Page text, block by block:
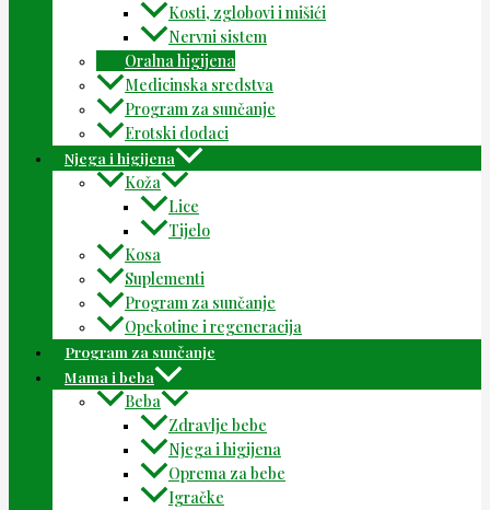
Kosti, zglobovi i mišići
Nervni sistem
Oralna higijena
Medicinska sredstva
Program za sunčanje
Erotski dodaci
Njega i higijena
Koža
Lice
Tijelo
Kosa
Suplementi
Program za sunčanje
Opekotine i regeneracija
Program za sunčanje
Mama i beba
Beba
Zdravlje bebe
Njega i higijena
Oprema za bebe
Igračke